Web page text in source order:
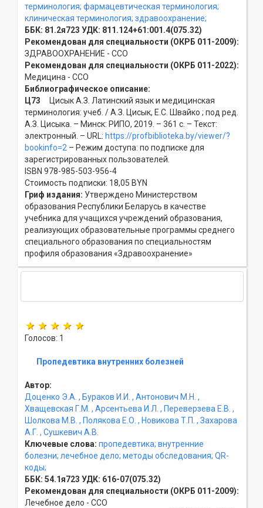
терминология; фармацевтическая терминология;
клиническая терминология; здравоохранение;
ББК: 81.2я723 УДК: 811.124+61:001.4(075.32)
Рекомендован для специальности (ОКРБ 011-2009):
ЗДРАВООХРАНЕНИЕ - ССO
Рекомендован для специальности (ОКРБ 011-2022):
Медицина - ССO
Библиографическое описание:
Ц73 Цисык А.З. Латинский язык и медицинская
терминология: учеб. / А.З. Цисык, Е.С. Швайко ; под ред.
А.З. Цисыка. – Минск: РИПО, 2019. – 361 с. – Текст:
электронный. – URL: https://profbiblioteka.by/viewer/?
bookinfo=2 – Режим доступа: по подписке для
зарегистрированных пользователей.
ISBN 978-985-503-956-4
Стоимость подписки: 18,05 BYN
Гриф издания: Утверждено Министерством
образования Республики Беларусь в качестве
учебника для учащихся учреждений образования,
реализующих образовательные программы среднего
специального образования по специальностям
профиля образования «Здравоохранение»
Голосов: 1
Пропедевтика внутренних болезней
Автор:
Доценко Э.А. , Бураков И.И. , Антонович М.Н. ,
Хващевская Г.М. , Арсентьева И.Л. , Переверзева Е.В. ,
Шолкова М.В. , Полякова Е.О. , Новикова Т.П. , Захарова
А.Г. , Сушкевич А.В.
Ключевые слова: пропедевтика; внутренние
болезни; лечебное дело; методы обследования; QR-
коды;
ББК: 54.1я723 УДК: 616-07(075.32)
Рекомендован для специальности (ОКРБ 011-2009):
Лечебное дело - ССO